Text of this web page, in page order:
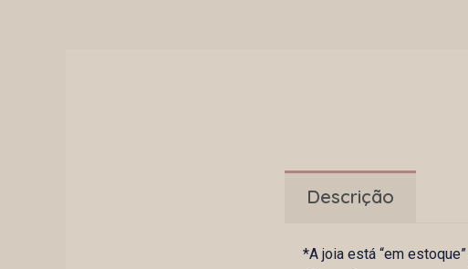
Descrição
*A joia está “em